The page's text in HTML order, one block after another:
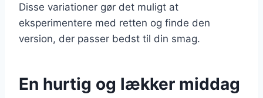
Disse variationer gør det muligt at
eksperimentere med retten og finde den
version, der passer bedst til din smag.
En hurtig og lækker middag